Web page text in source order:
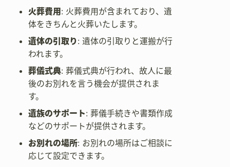
火葬費用: 火葬費用が含まれており、遺
体をきちんと火葬いたします。
遺体の引取り: 遺体の引取りと運搬が行
われます。
葬儀式典: 葬儀式典が行われ、故人に最
後のお別れを言う機会が提供されま
す。
遺族のサポート: 葬儀手続きや書類作成
などのサポートが提供されます。
お別れの場所: お別れの場所はご相談に
応じて設定できます。